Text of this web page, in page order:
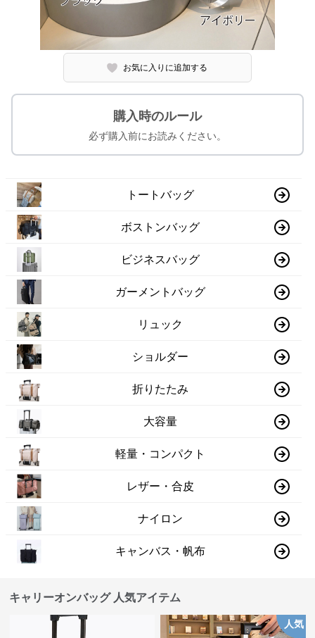
お気に入りに追加する
購入時のルール
必ず購入前にお読みください。
トートバッグ
ボストンバッグ
ビジネスバッグ
ガーメントバッグ
リュック
ショルダー
折りたたみ
大容量
軽量・コンパクト
レザー・合皮
ナイロン
キャンバス・帆布
キャリーオンバッグ 人気アイテム
人気